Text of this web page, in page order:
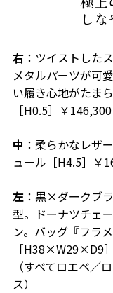
し
右：ツイストした
メタルパーツが可
い履き心地がたま
［H0.5］￥146,300
中 ：柔らかなレザ
ュール［H4.5］￥
左：黒×ダークブ
型。ドーナツチェ
ン。バッグ『フラ
［H38×W29×D9
（すべてロエベ／
ス）